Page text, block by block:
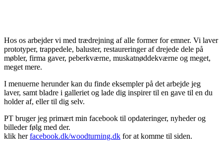
Hos os arbejder vi med trædrejning af alle former for emner. Vi laver
prototyper, trappedele, baluster, restaureringer af drejede dele på
møbler, firma gaver, peberkværne, muskatnøddekværne og meget,
meget mere.
I menuerne herunder kan du finde eksempler på det arbejde jeg
laver, samt bladre i galleriet og lade dig inspirer til en gave til en du
holder af, eller til dig selv.
PT bruger jeg primært min facebook til opdateringer, nyheder og
billeder følg med der.
klik herfacebook.dk/woodturning.dk for at komme til siden.